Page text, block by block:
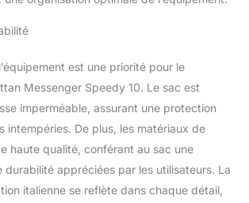
est une priorité pour le
Messenger Speedy 10. Le sac est
imperméable, assurant une protection
intempéries. De plus, les matériaux de
haute qualité, conférant au sac une
durabilité appréciées par les utilisateurs. La
italienne se reflète dans chaque détail,